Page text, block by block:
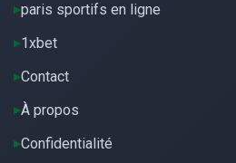
paris sportifs en ligne
1xbet
Contact
À propos
Confidentialité